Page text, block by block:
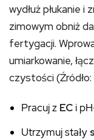
wydłuż płukanie i
zimowym obniż
fertygacji.
umiarkowanie,
czystości
Pracuj z EC i
Utrzymuj stały